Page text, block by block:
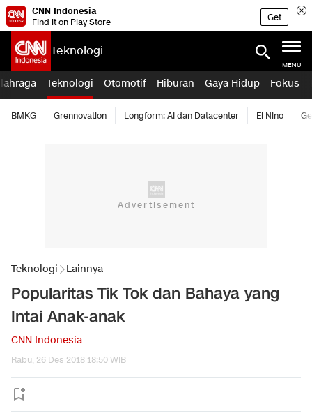
CNN Indonesia
Find it on Play Store
Get
Teknologi
MENU
Teknologi Otomotif Hiburan Gaya Hidup Fokus
BMKG Grennovation Longform: AI dan Datacenter El Nino
Teknologi Lainnya
Popularitas Tik Tok dan Bahaya yang
Intai Anak-anak
CNN Indonesia
Rabu, 26 Des 2018 18:50 WIB